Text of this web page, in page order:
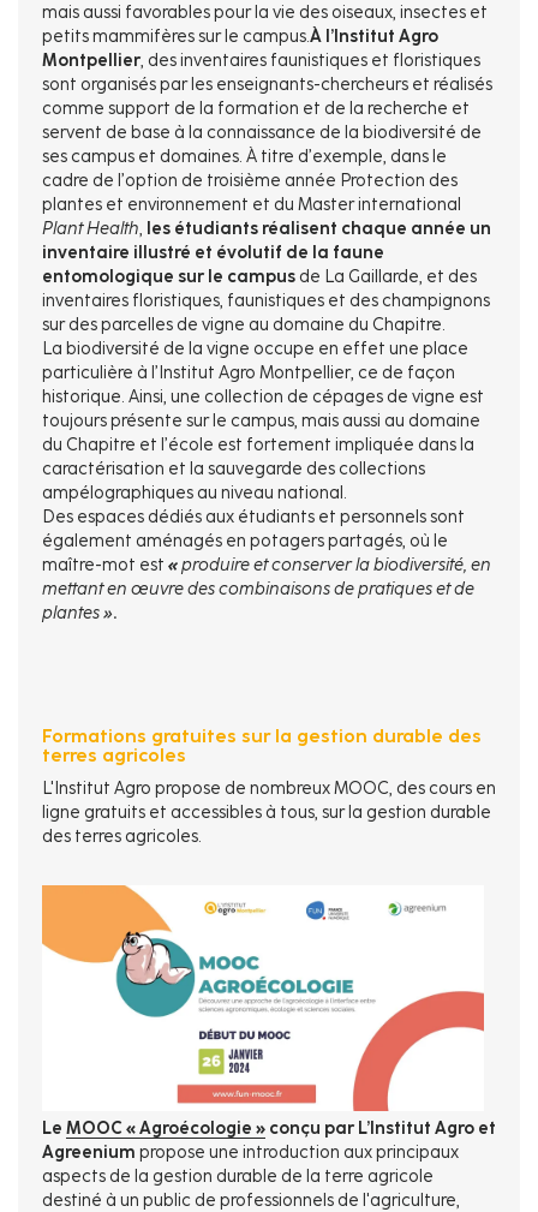
mais aussi favorables pour la vie des oiseaux, insectes et
petits mammifères sur le campus.À l’Institut Agro
Montpellier, des inventaires faunistiques et floristiques
sont organisés par les enseignants-chercheurs et réalisés
comme support de la formation et de la recherche et
servent de base à la connaissance de la biodiversité de
ses campus et domaines. À titre d’exemple, dans le
cadre de l’option de troisième année Protection des
plantes et environnement et du Master international
Plant Health, les étudiants réalisent chaque année un
inventaire illustré et évolutif de la faune
entomologique sur le campus de La Gaillarde, et des
inventaires floristiques, faunistiques et des champignons
sur des parcelles de vigne au domaine du Chapitre.
La biodiversité de la vigne occupe en effet une place
particulière à l’Institut Agro Montpellier, ce de façon
historique. Ainsi, une collection de cépages de vigne est
toujours présente sur le campus, mais aussi au domaine
du Chapitre et l’école est fortement impliquée dans la
caractérisation et la sauvegarde des collections
ampélographiques au niveau national.
Des espaces dédiés aux étudiants et personnels sont
également aménagés en potagers partagés, où le
maître-mot est «produire et conserver la biodiversité, en
mettant en œuvre des combinaisons de pratiques et de
plantes ».
Formations gratuites sur la gestion durable des
terres agricoles
L'Institut Agro propose de nombreux MOOC, des cours en
ligne gratuits et accessibles à tous, sur la gestion durable
des terres agricoles.
Le MOOC « Agroécologie » conçu par L’Institut Agro et
Agreenium propose une introduction aux principaux
aspects de la gestion durable de la terre agricole
destiné à un public de professionnels de l'agriculture,